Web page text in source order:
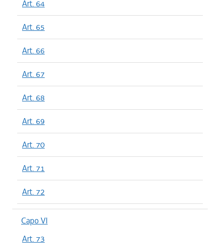
Art. 64
Art. 65
Art. 66
Art. 67
Art. 68
Art. 69
Art. 70
Art. 71
Art. 72
Capo VI
Art. 73